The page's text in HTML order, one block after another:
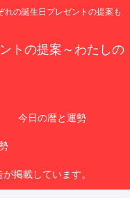
の誕生日プレゼントの提案も
トの提案～わたしの
今日の暦と運勢
掲載しています。